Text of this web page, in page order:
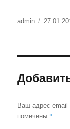
Автор
admin
Ваш адрес email
помечены *